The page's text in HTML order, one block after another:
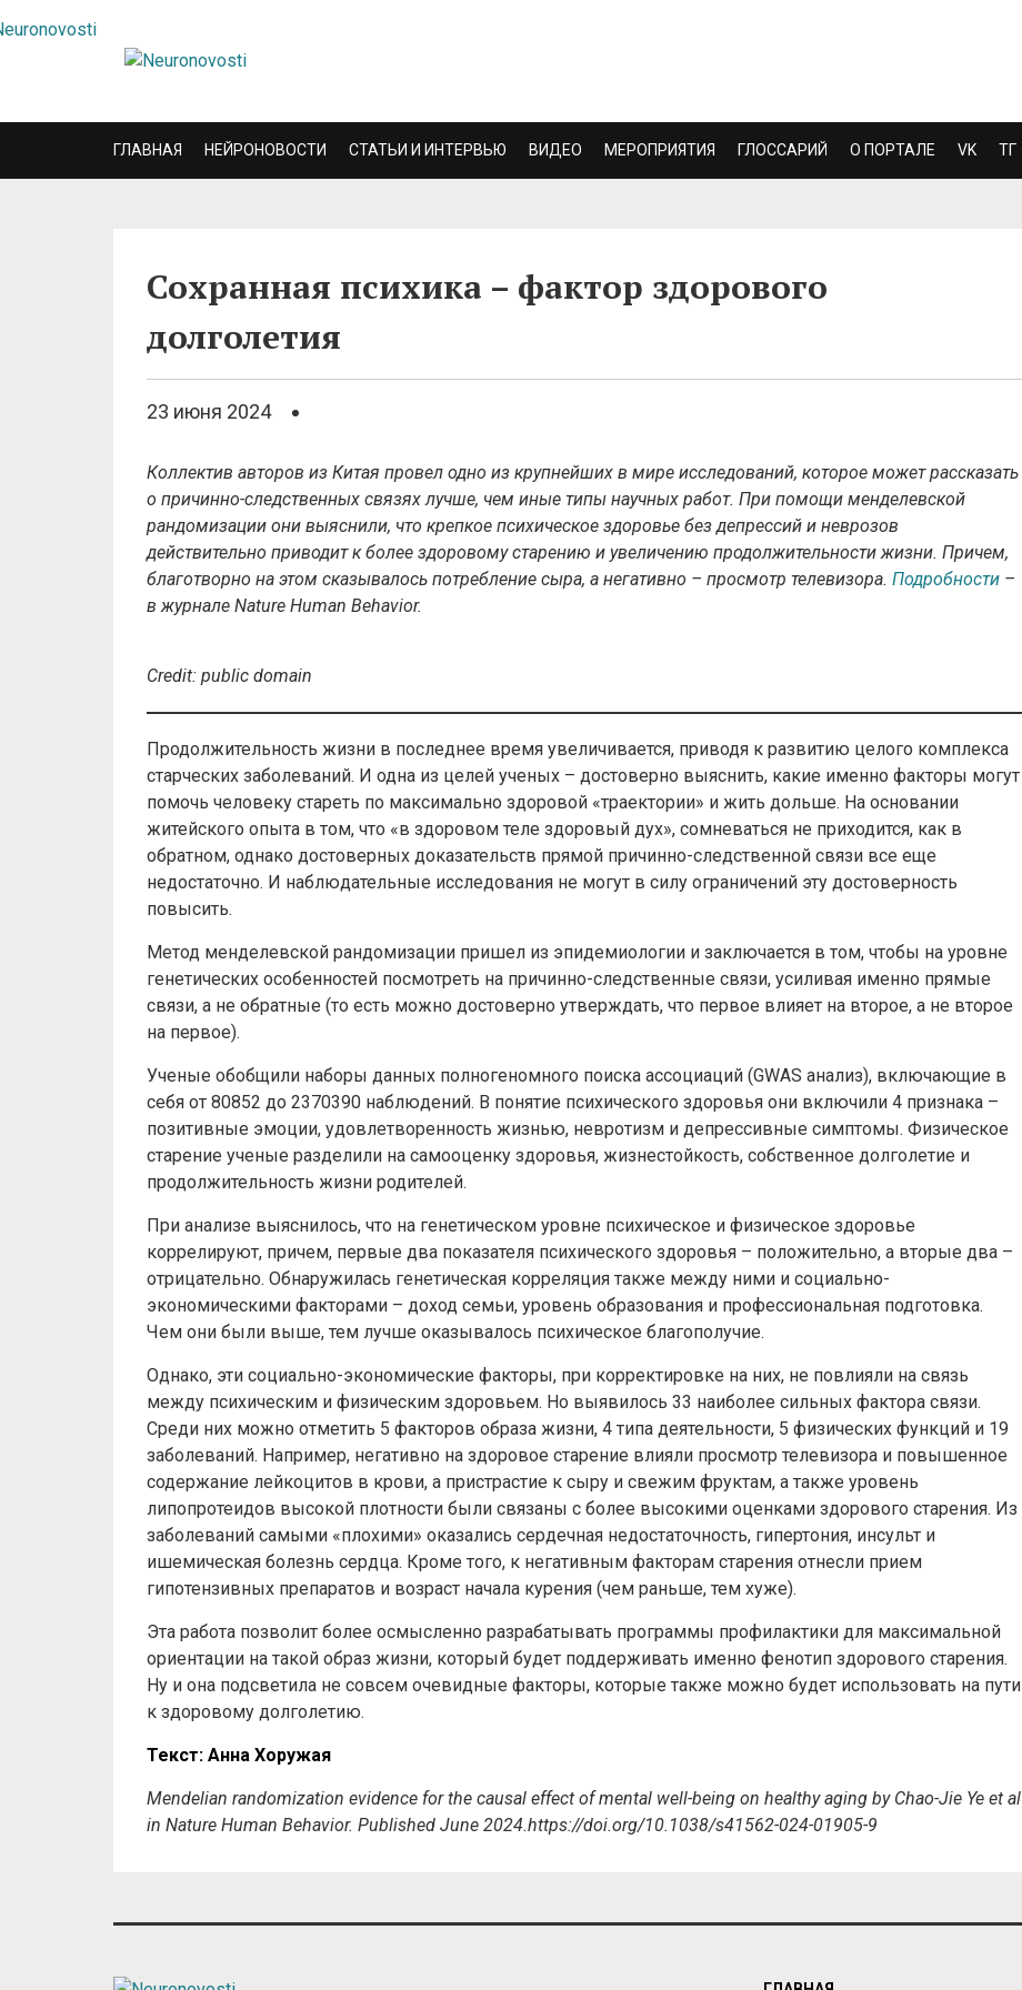
ГЛАВНАЯ НЕЙРОНОВОСТИ СТАТЬИ И ИНТЕРВЬЮ ВИДЕО МЕРОПРИЯТИЯ ГЛОССАРИЙ О ПОРТАЛЕ VK ТГ
Сохранная психика – фактор здорового
долголетия
23 июня 2024
Коллектив авторов из Китая провел одно из крупнейших в мире исследований, которое может рассказать
о причинно-следственных связях лучше, чем иные типы научных работ. При помощи менделевской
рандомизации они выяснили, что крепкое психическое здоровье без депрессий и неврозов
действительно приводит к более здоровому старению и увеличению продолжительности жизни. Причем,
благотворно на этом сказывалось потребление сыра, а негативно – просмотр телевизора. Подробности –
в журнале Nature Human Behavior.
Credit: public domain
Продолжительность жизни в последнее время увеличивается, приводя к развитию целого комплекса
старческих заболеваний. И одна из целей ученых – достоверно выяснить, какие именно факторы могут
помочь человеку стареть по максимально здоровой «траектории» и жить дольше. На основании
житейского опыта в том, что «в здоровом теле здоровый дух», сомневаться не приходится, как в
обратном, однако достоверных доказательств прямой причинно-следственной связи все еще
недостаточно. И наблюдательные исследования не могут в силу ограничений эту достоверность
повысить.
Метод менделевской рандомизации пришел из эпидемиологии и заключается в том, чтобы на уровне
генетических особенностей посмотреть на причинно-следственные связи, усиливая именно прямые
связи, а не обратные (то есть можно достоверно утверждать, что первое влияет на второе, а не второе
на первое).
Ученые обобщили наборы данных полногеномного поиска ассоциаций (GWAS анализ), включающие в
себя от 80852 до 2370390 наблюдений. В понятие психического здоровья они включили 4 признака –
позитивные эмоции, удовлетворенность жизнью, невротизм и депрессивные симптомы. Физическое
старение ученые разделили на самооценку здоровья, жизнестойкость, собственное долголетие и
продолжительность жизни родителей.
При анализе выяснилось, что на генетическом уровне психическое и физическое здоровье
коррелируют, причем, первые два показателя психического здоровья – положительно, а вторые два –
отрицательно. Обнаружилась генетическая корреляция также между ними и социально-
экономическими факторами – доход семьи, уровень образования и профессиональная подготовка.
Чем они были выше, тем лучше оказывалось психическое благополучие.
Однако, эти социально-экономические факторы, при корректировке на них, не повлияли на связь
между психическим и физическим здоровьем. Но выявилось 33 наиболее сильных фактора связи.
Среди них можно отметить 5 факторов образа жизни, 4 типа деятельности, 5 физических функций и 19
заболеваний. Например, негативно на здоровое старение влияли просмотр телевизора и повышенное
содержание лейкоцитов в крови, а пристрастие к сыру и свежим фруктам, а также уровень
липопротеидов высокой плотности были связаны с более высокими оценками здорового старения. Из
заболеваний самыми «плохими» оказались сердечная недостаточность, гипертония, инсульт и
ишемическая болезнь сердца. Кроме того, к негативным факторам старения отнесли прием
гипотензивных препаратов и возраст начала курения (чем раньше, тем хуже).
Эта работа позволит более осмысленно разрабатывать программы профилактики для максимальной
ориентации на такой образ жизни, который будет поддерживать именно фенотип здорового старения.
Ну и она подсветила не совсем очевидные факторы, которые также можно будет использовать на пути
к здоровому долголетию.
Текст: Анна Хоружая
Mendelian randomization evidence for the causal effect of mental well-being on healthy aging by Chao-Jie Ye et al
in Nature Human Behavior. Published June 2024.https://doi.org/10.1038/s41562-024-01905-9